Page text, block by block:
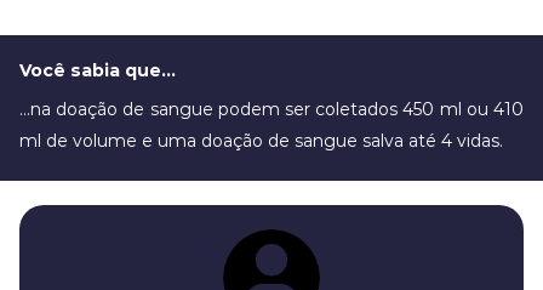
e fidelizar doadores, com o intuito de
assegurar a quantidade necessária de
sangue no estoque para atender a
população
Você sabia que...
...na doação de sangue podem ser coletados 450 ml ou 410
ml de volume e uma doação de sangue salva até 4 vidas.